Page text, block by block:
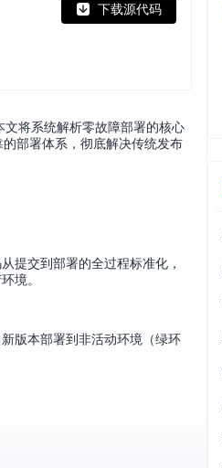
下载源代码
将系统解析零故障部署的核心
部署体系，彻底解决传统发布
提交到部署的全过程标准化，
境。
版本部署到非活动环境（绿环